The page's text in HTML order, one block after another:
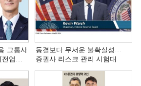
·그룹사
업계
동결보다 무서운 불확실성…
증권사 리스크 관리 시험대